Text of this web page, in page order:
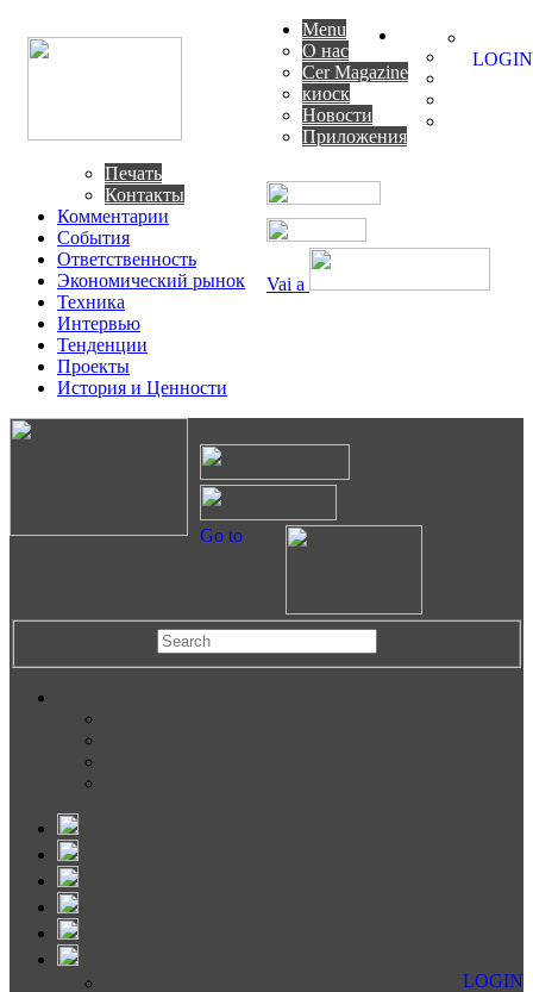
Vai a
Menu
О нас
Cer Magazine
киоск
Новости
Приложения
Печать
Контакты
Комментарии
События
Ответственность
Экономический рынок
Техника
Интервью
Тенденции
Проекты
История и Ценности
LOGIN
Go to
LOGIN